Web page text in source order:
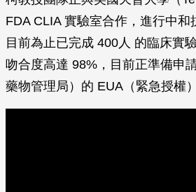
FDA CLIA 實驗室合作，進行中和
目前為止已完成 400人 的臨床實
吻合度高達 98%，目前正準備申
藥物管理局）的 EUA（緊急授權）